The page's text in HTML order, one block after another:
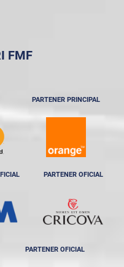
FMF
PARTENER PRINCIPAL
PARTENER OFICIAL
PARTENER OFICIAL